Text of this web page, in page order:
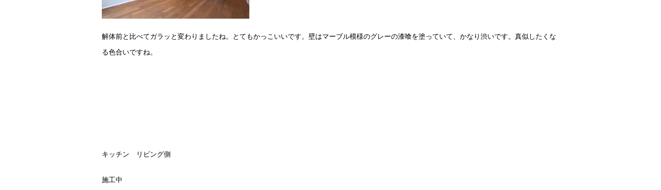
解体前と比べてガラッと変わりましたね。とてもかっこいいです。壁はマーブル模様のグレーの漆喰を塗っていて、かなり渋いです。真似したくな
る色合いですね。
キッチン リビング側
施工中